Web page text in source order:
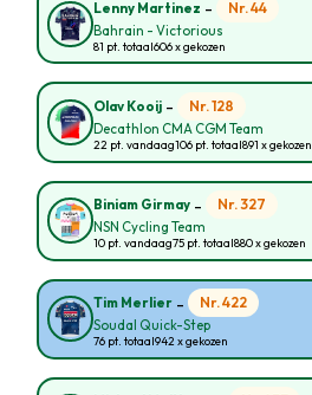
Lenny Martinez - Nr. 44
Bahrain - Victorious
81 pt. totaal606 x gekozen
Olav Kooij - Nr. 128
Decathlon CMA CGM Team
22 pt. vandaag106 pt. totaal891 x gekozen
Biniam Girmay - Nr. 327
NSN Cycling Team
10 pt. vandaag75 pt. totaal880 x gekozen
Tim Merlier - Nr. 422
Soudal Quick-Step
76 pt. totaal942 x gekozen